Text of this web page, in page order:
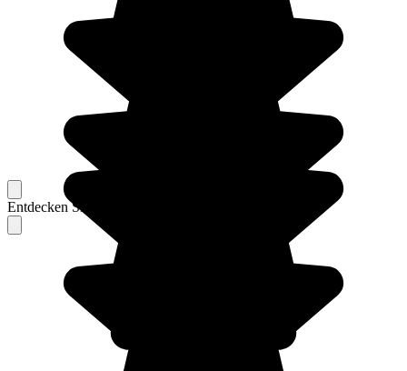
Entdecken Sie Berichte unserer erfahrenen Reisenden